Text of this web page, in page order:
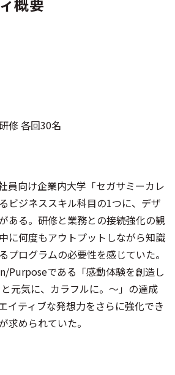
修 各回30名
員向け企業内大学「セガサミーカレ
ビジネススキル科目の1つに、デザ
ある。研修と業務との接続強化の観
に何度もアウトプットしながら知識
プログラムの必要性を感じていた。
Purposeである「感動体験を創造し
元気に、カラフルに。～」の達成
イティブな発想力をさらに強化でき
求められていた。